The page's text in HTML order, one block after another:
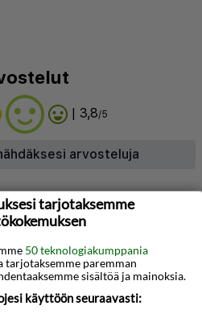
| 3,8/5
arvosteluja
Latviassa. 2 km päässä
päärautatieasemalta, 3
rautatieasemalta,
ja
tarjotaksemme
50 teknologiakumppania
paremman
sisältöä ja mainoksia.
käyttöön seuraavasti: